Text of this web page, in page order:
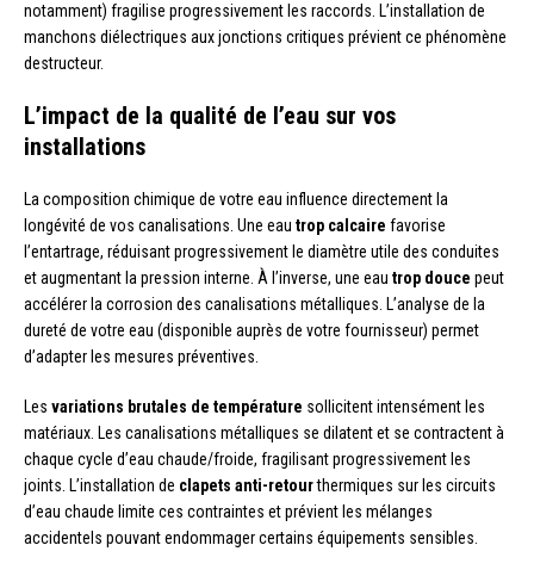
notamment) fragilise progressivement les raccords. L’installation de
manchons diélectriques aux jonctions critiques prévient ce phénomène
destructeur.
L’impact de la qualité de l’eau sur vos
installations
La composition chimique de votre eau influence directement la
longévité de vos canalisations. Une eau trop calcaire favorise
l’entartrage, réduisant progressivement le diamètre utile des conduites
et augmentant la pression interne. À l’inverse, une eau trop douce peut
accélérer la corrosion des canalisations métalliques. L’analyse de la
dureté de votre eau (disponible auprès de votre fournisseur) permet
d’adapter les mesures préventives.
Les variations brutales de température sollicitent intensément les
matériaux. Les canalisations métalliques se dilatent et se contractent à
chaque cycle d’eau chaude/froide, fragilisant progressivement les
joints. L’installation de clapets anti-retourthermiques sur les circuits
d’eau chaude limite ces contraintes et prévient les mélanges
accidentels pouvant endommager certains équipements sensibles.